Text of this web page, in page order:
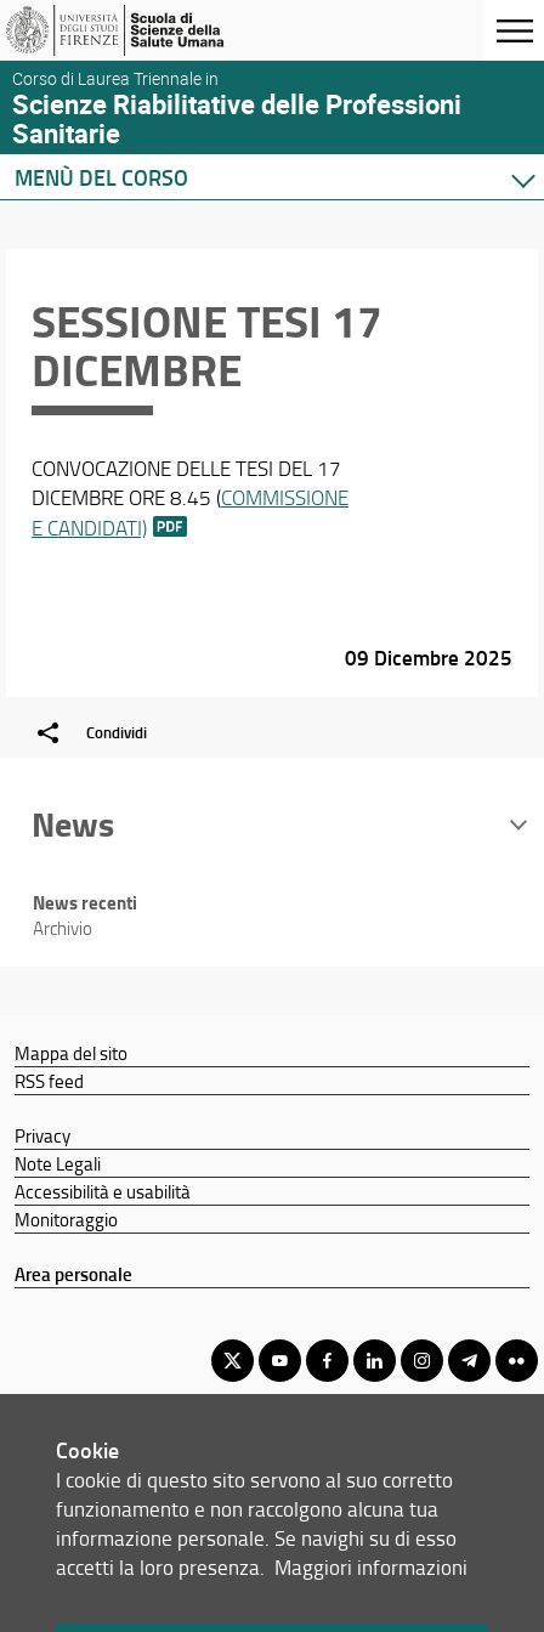
Corso di Laurea Triennale in
Scienze Riabilitative delle Professioni
Sanitarie
MENÙ DEL CORSO
Docenti
Orario e calendari
SESSIONE TESI 17
DICEMBRE
CONVOCAZIONE DELLE TESI DEL 17
DICEMBRE ORE 8.45 (COMMISSIONE
E CANDIDATI)
09 Dicembre 2025
Condividi
News
News recenti
Archivio
Mappa del sito
RSS feed
Privacy
Note Legali
Accessibilità e usabilità
Monitoraggio
Area personale
© Copyright 2012-2026 Università degli Studi di Firenze UNIFI
P.IVA/Cod.Fis 01279680480
Largo Brambilla, 3 - 50134 Firenze (FI)
Cookie
I cookie di questo sito servono al suo corretto
funzionamento e non raccolgono alcuna tua
informazione personale. Se navighi su di esso
accetti la loro presenza. Maggiori informazioni